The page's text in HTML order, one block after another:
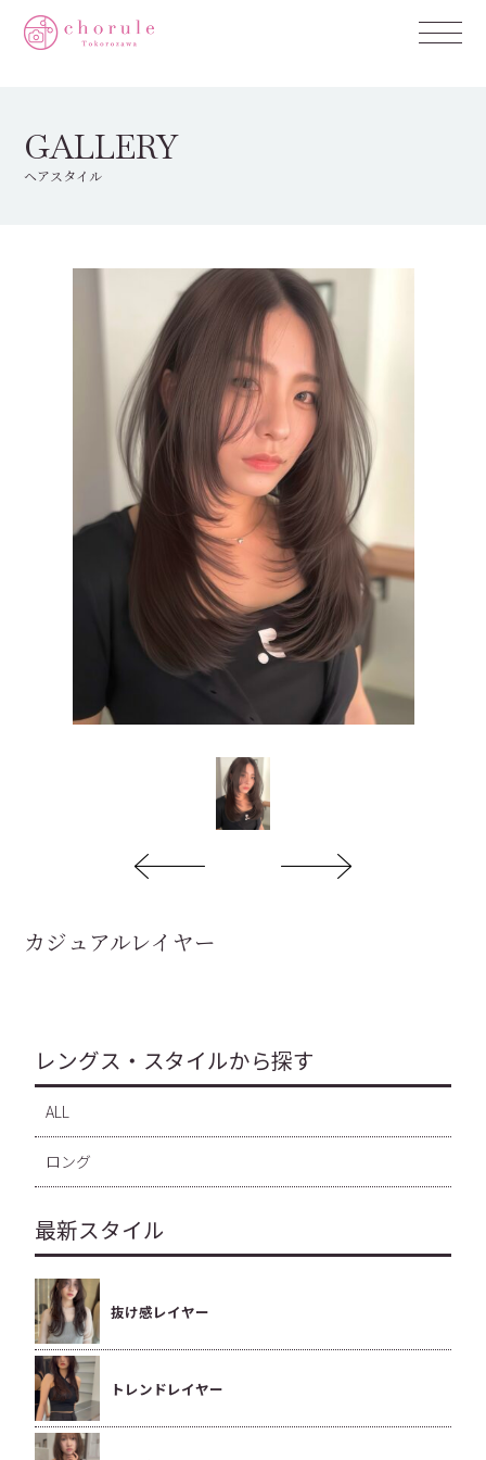
GALLERY
ヘアスタイル
カジュアルレイヤー
レングス・スタイルから探す
ALL
ロング
最新スタイル
抜け感レイヤー
トレンドレイヤー